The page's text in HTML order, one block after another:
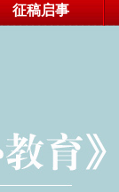
征稿启事